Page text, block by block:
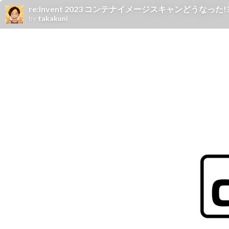
re:Invent 2023 コンテナイメージスキャンどうなった
by takakuni